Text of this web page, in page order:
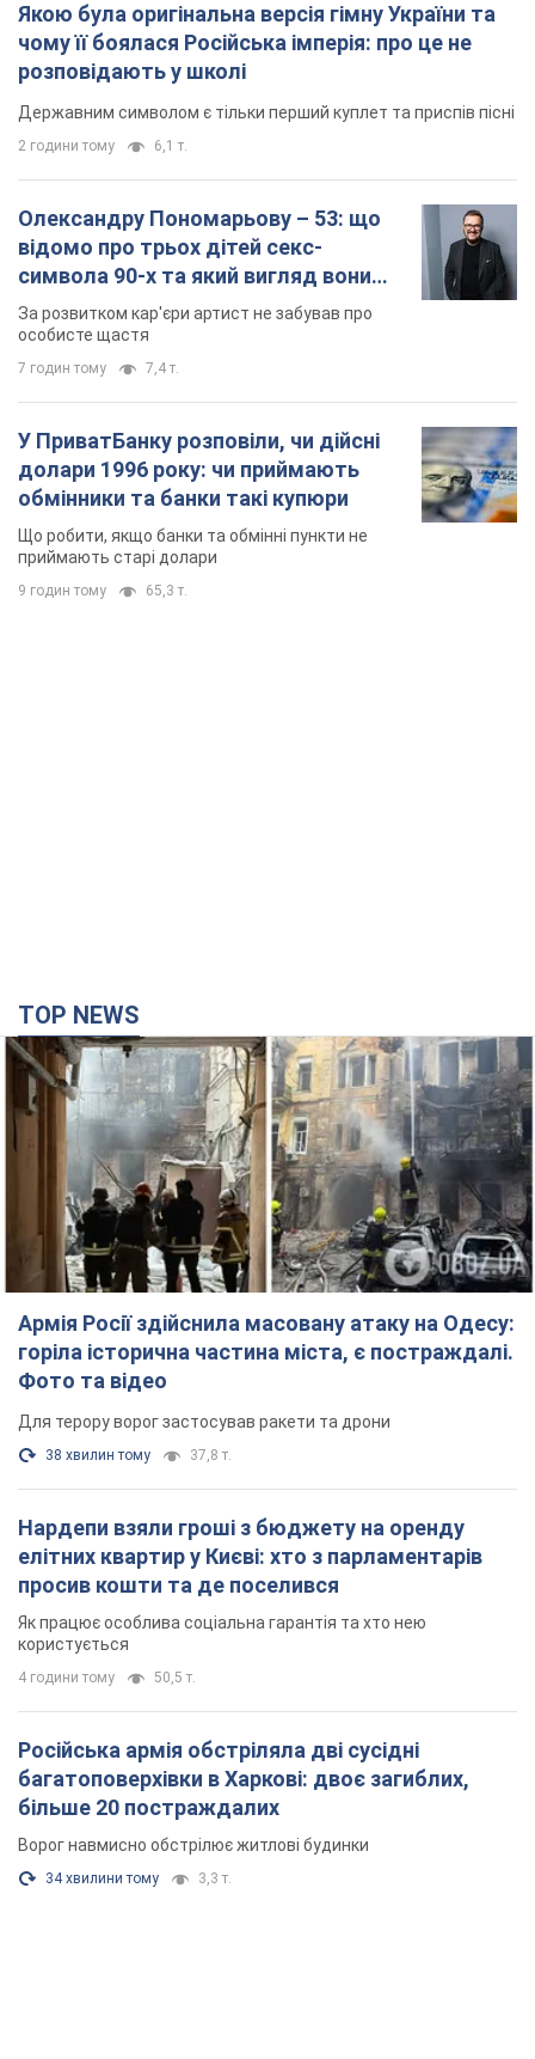
Якою була оригінальна версія гімну України та
чому її боялася Російська імперія: про це не
розповідають у школі
Державним символом є тільки перший куплет та приспів пісні
2 години тому 6,1 т.
Олександру Пономарьову – 53: що
відомо про трьох дітей секс-
символа 90-х та який вигляд вони
мають
За розвитком кар'єри артист не забував про
особисте щастя
7 годин тому 7,4 т.
У ПриватБанку розповіли, чи дійсні
долари 1996 року: чи приймають
обмінники та банки такі купюри
Що робити, якщо банки та обмінні пункти не
приймають старі долари
9 годин тому 65,3 т.
TOP NEWS
Армія Росії здійснила масовану атаку на Одесу:
горіла історична частина міста, є постраждалі.
Фото та відео
Для терору ворог застосував ракети та дрони
38 хвилин тому 37,8 т.
Нардепи взяли гроші з бюджету на оренду
елітних квартир у Києві: хто з парламентарів
просив кошти та де поселився
Як працює особлива соціальна гарантія та хто нею
користується
4 години тому 50,5 т.
Російська армія обстріляла дві сусідні
багатоповерхівки в Харкові: двоє загиблих,
більше 20 постраждалих
Ворог навмисно обстрілює житлові будинки
34 хвилини тому 3,3 т.